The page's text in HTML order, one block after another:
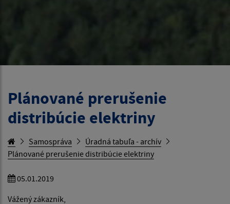
Plánované prerušenie
distribúcie elektriny
Samospráva
Úradná tabuľa - archív
Plánované prerušenie distribúcie elektriny
05.01.2019
Vážený zákazník,